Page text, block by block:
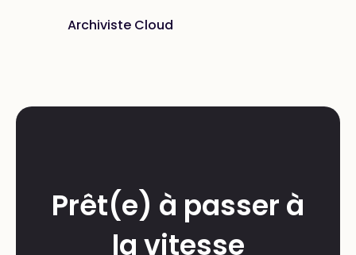
Archiviste Cloud
Prêt(e) à passer à
la vitesse